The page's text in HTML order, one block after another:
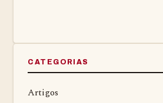
CATEGORIAS
Artigos